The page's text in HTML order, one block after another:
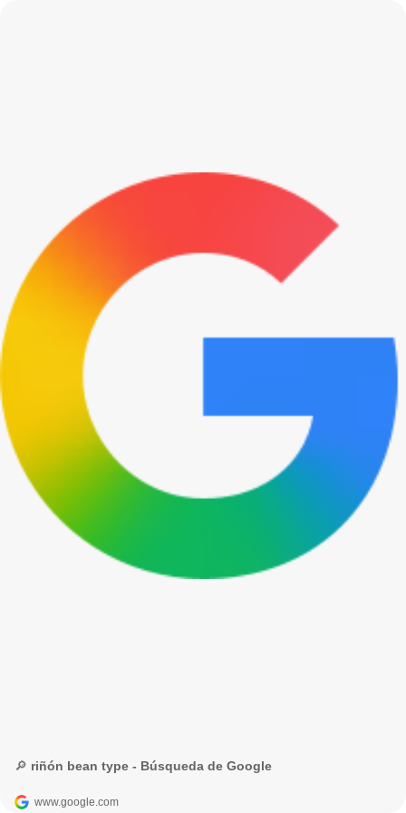
🔎 riñón bean type - Búsqueda de Google
www.google.com